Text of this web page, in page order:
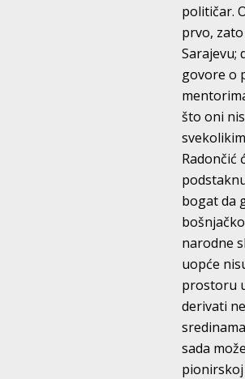
političar.
prvo,
Sarajevu;
govore o
što oni
Radončić
bogat da
narodne
uopće
prostoru
derivati
sada